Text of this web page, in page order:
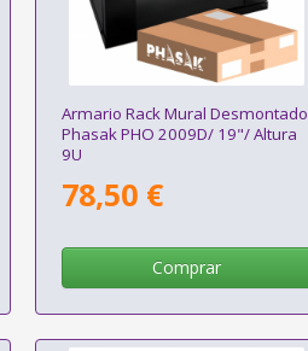
Armario Rack Mural Desmontado
Phasak PHO 2009D/ 19"/ Altura
9U
78,50 €
Comprar